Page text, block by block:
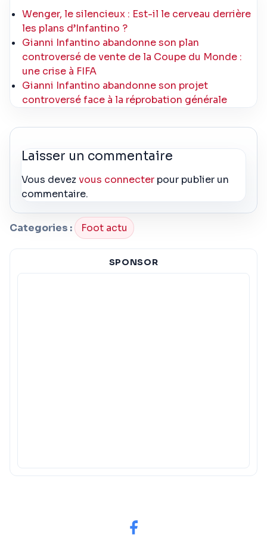
Wenger, le silencieux : Est-il le cerveau derrière
les plans d’Infantino ?
Gianni Infantino abandonne son plan
controversé de vente de la Coupe du Monde :
une crise à FIFA
Gianni Infantino abandonne son projet
controversé face à la réprobation générale
Laisser un commentaire
Vous devezvous connecter pour publier un
commentaire.
Categories : Foot actu
SPONSOR